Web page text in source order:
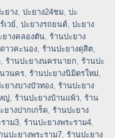
ยาง, ปะยาง24ชม, ปะ
เวย์, ปะยางรถยนต์, ปะยาง
ยางคลองตัน, ร้านปะยาง
าวคะนอง, ร้านปะยางดุสิต,
, ร้านปะยางนครนายก, ร้านปะ
วนคร, ร้านปะยางนิมิตรใหม่,
ยางบางบัวทอง, ร้านปะยาง
ญ่, ร้านปะยางบ้านแพ้ว, ร้าน
ยางปากเกร็ด, ร้านปะยาง
าม3, ร้านปะยางพระราม4,
นปะยางพระราม7, ร้านปะยาง